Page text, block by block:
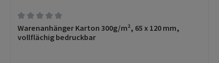
Durchschnittliche Bewertung von 0 von 5 Sternen
Warenanhänger Karton 300g/m², 65 x 120 mm,
vollflächig bedruckbar